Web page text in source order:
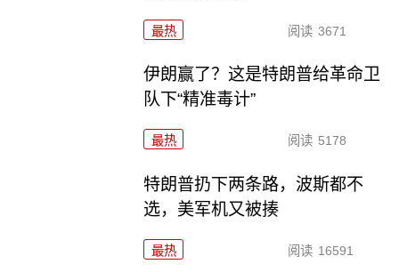
最热 阅读 3671
伊朗赢了？这是特朗普给革命卫
队下“精准毒计”
最热 阅读 5178
特朗普扔下两条路，波斯都不
选，美军机又被揍
最热 阅读 16591